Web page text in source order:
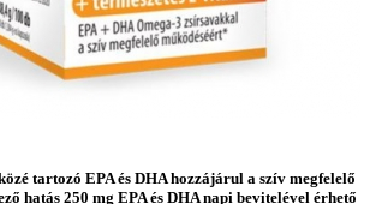
tartozó EPA és DHA hozzájárul a szív megfelelő
hatás 250 mg EPA és DHA napi bevitelével érhető